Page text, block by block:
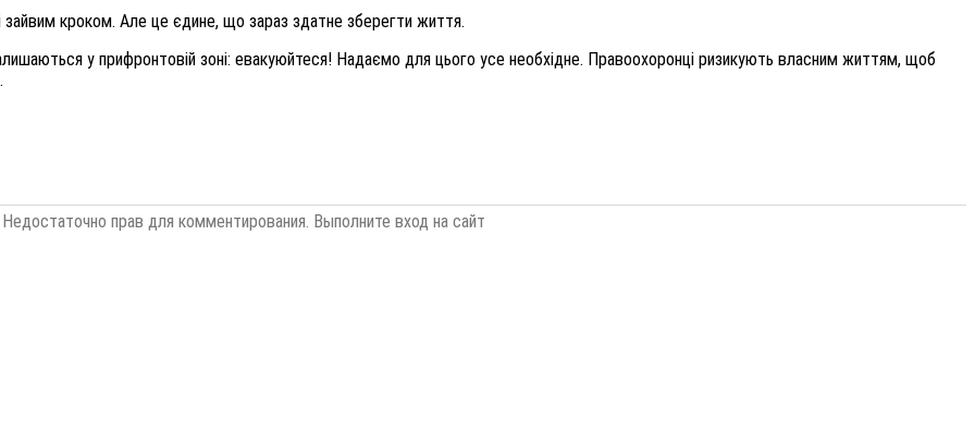
кроком. Але це єдине, що зараз здатне зберегти життя.
у прифронтовій зоні: евакуюйтеся! Надаємо для цього усе необхідне. Правоохоронці ризикують власним життям, щоб
Недостаточно прав для комментирования. Выполните вход на сайт